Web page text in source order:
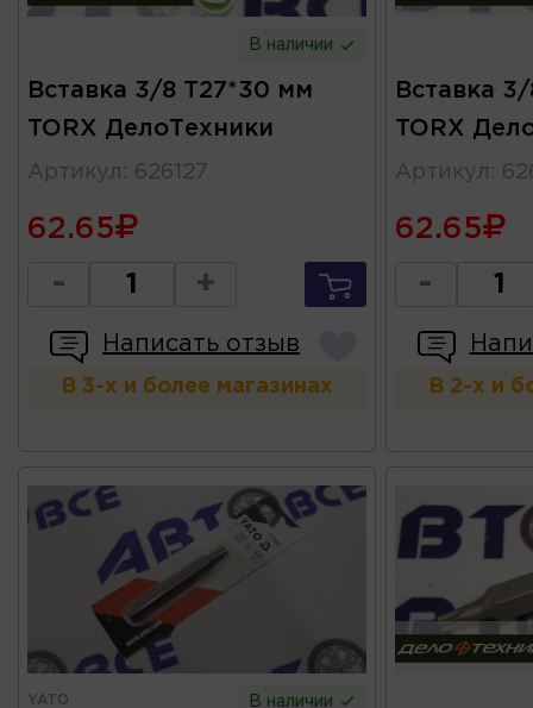
В наличии
Вставка 3/8 T27*30 мм
TORX ДелоТехники
Артикул : 626127
62.65
- +
Написать отзыв
В 3-х и более магазинах
Вставка
TORX
Артикул :
62.65
-
В 2-х и
YATO В наличии